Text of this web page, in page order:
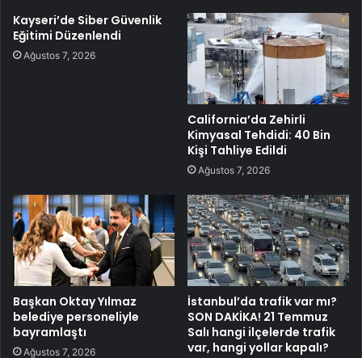
Kayseri’de Siber Güvenlik
Eğitimi Düzenlendi
Ağustos 7, 2026
California’da Zehirli
Kimyasal Tehdidi: 40 Bin
Kişi Tahliye Edildi
Ağustos 7, 2026
Başkan Oktay Yılmaz
belediye personeliyle
bayramlaştı
Ağustos 7, 2026
İstanbul’da trafik var mı?
SON DAKİKA! 21 Temmuz
Salı hangi ilçelerde trafik
var, hangi yollar kapalı?